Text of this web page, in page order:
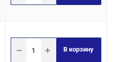
В корзину